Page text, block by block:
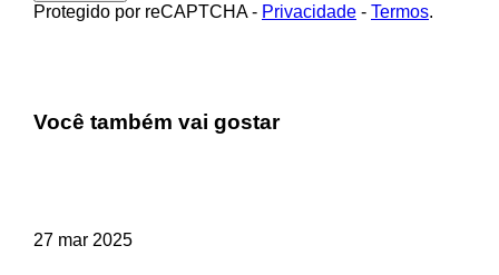
Protegido por reCAPTCHA- Privacidade - Termos.
Você também vai gostar
27 mar 2025